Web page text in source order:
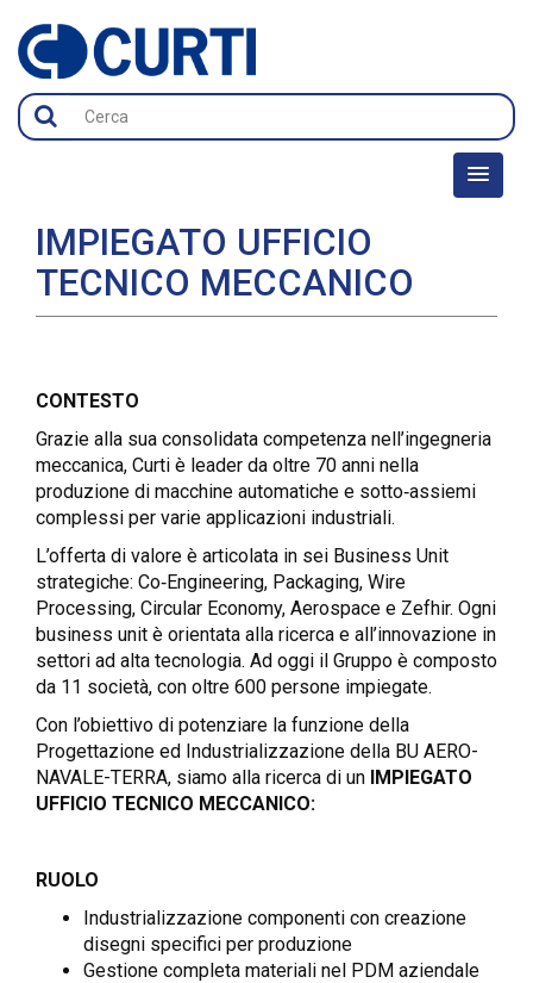
IMPIEGATO UFFICIO
TECNICO MECCANICO
CONTESTO
Grazie alla sua consolidata competenza nell’ingegneria
meccanica, Curti è leader da oltre 70 anni nella
produzione di macchine automatiche e sotto‑assiemi
complessi per varie applicazioni industriali.
L’offerta di valore è articolata in sei Business Unit
strategiche: Co‑Engineering, Packaging, Wire
Processing, Circular Economy, Aerospace e Zefhir. Ogni
business unit è orientata alla ricerca e all’innovazione in
settori ad alta tecnologia. Ad oggi il Gruppo è composto
da 11 società, con oltre 600 persone impiegate.
Con l’obiettivo di potenziare la funzione della
Progettazione ed Industrializzazione della BU AERO-
NAVALE-TERRA, siamo alla ricerca di un IMPIEGATO
UFFICIO TECNICO MECCANICO:
RUOLO
Industrializzazione componenti con creazione
disegni specifici per produzione
Gestione completa materiali nel PDM aziendale